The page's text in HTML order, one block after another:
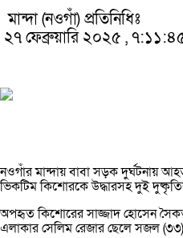
মান্দা (নওগাঁ) প্রতিনিধিঃ
২৭ ফেব্রুয়ারি ২০২৫ ,
নওগাঁর মান্দায় বাবা সড়ক দুর্ঘটনায়
ভিকটিম কিশোরকে উদ্ধারসহ দুই
অপহৃত কিশোরের সাজ্জাদ হোসেন সৈকত
এলাকার সেলিম রেজার ছেলে সজল